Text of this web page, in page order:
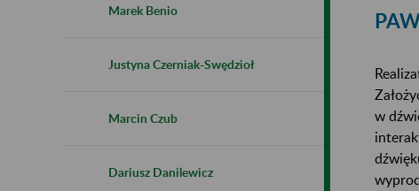
Marek Benio
Justyna Czerniak-Swędzioł
Marcin Czub
Dariusz Danilewicz
w